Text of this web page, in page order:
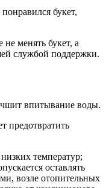
букет,
не менять букет, а
службой поддержки.
впитывание воды.
предотвратить
температур;
оставлять
возле отопительных